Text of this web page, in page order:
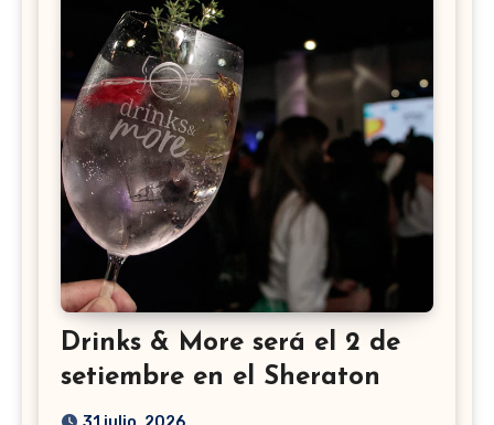
Drinks & More será el 2 de
setiembre en el Sheraton